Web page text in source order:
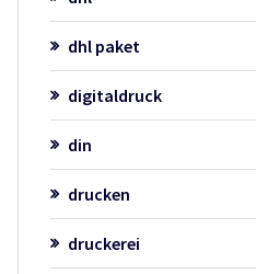
dhl paket
digitaldruck
din
drucken
druckerei